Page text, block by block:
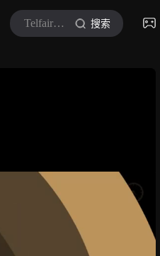
Telfair 童 搜索